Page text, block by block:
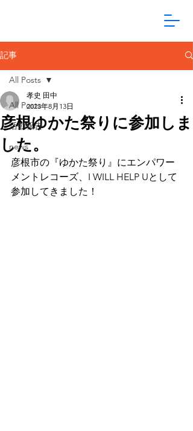
記事
All Posts
活動報告
news
All Posts
彦根ゆかた祭りに参加しま
した。
孝史 田中
2023年8月13日
彦根市の『ゆかた祭り』にエンパワー
メントレコーズ、I WILL HELP Uとして
参加してきました！